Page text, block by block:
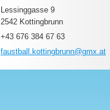
Lessinggasse 9
2542 Kottingbrunn
+43 676 384 67 63
faustbal l.kottingbrunn@gmx.at